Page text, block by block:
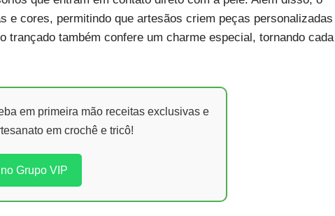
e cores, permitindo que artesãos criem peças personalizadas
também confere um charme especial, tornando cada
em primeira mão receitas exclusivas e
em crochê e tricô!
Grupo VIP